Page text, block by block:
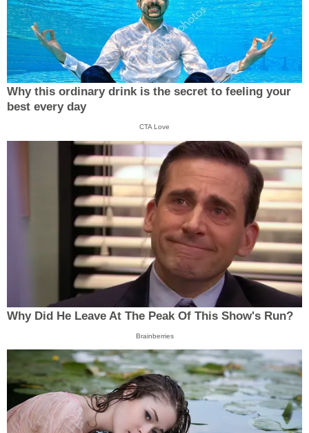
Why this ordinary drink is the secret to feeling your
best every day
CTA Love
Why Did He Leave At The Peak Of This Show's Run?
Brainberries